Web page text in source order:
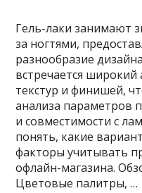
Гель-лаки занимают
за ногтями,
разнообразие
встречается широкий
текстур и финишей,
анализа параметров
и совместимости с
понять, какие
факторы учитывать
офлайн-магазина.
Цветовые палитры, …